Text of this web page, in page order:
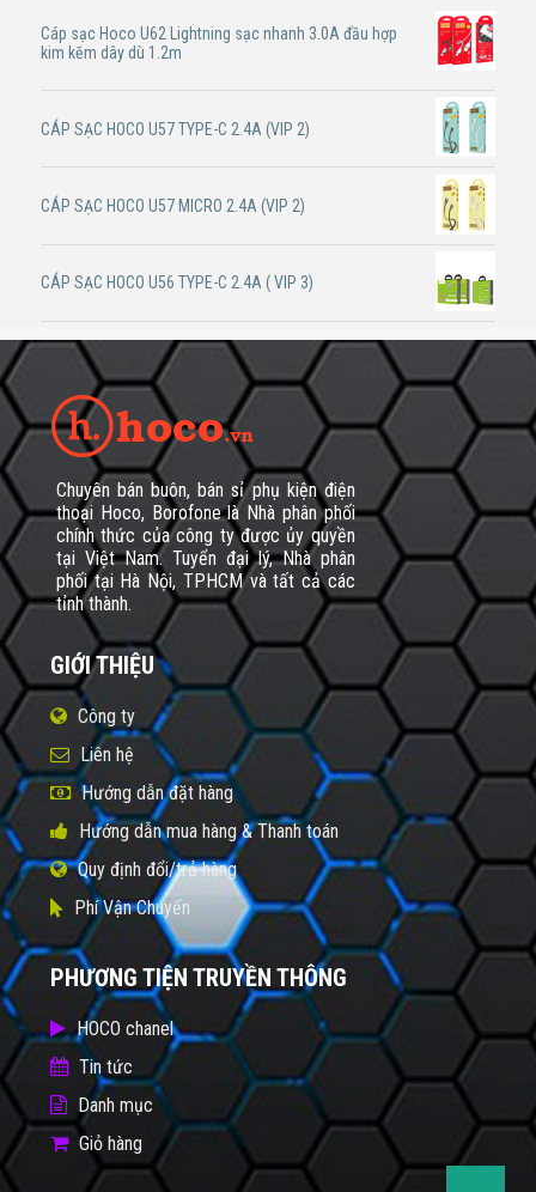
Cáp sạc Hoco U62 Lightning sạc nhanh 3.0A đầu hợp
kim kẽm dây dù 1.2m
CÁP SẠC HOCO U57 TYPE-C 2.4A (VIP 2)
CÁP SẠC HOCO U57 MICRO 2.4A (VIP 2)
CÁP SẠC HOCO U56 TYPE-C 2.4A ( VIP 3)
Chuyên bán buôn, bán sỉ phụ kiện điện
thoại Hoco, Borofone là Nhà phân phối
chính thức của công ty được ủy quyền
tại Việt Nam. Tuyển đại lý, Nhà phân
phối tại Hà Nội, TPHCM và tất cả các
tỉnh thành.
GIỚI THIỆU
Công ty
Liên hệ
Hướng dẫn đặt hàng
Hướng dẫn mua hàng & Thanh toán
Quy định đổi/trả hàng
Phí Vận Chuyển
PHƯƠNG TIỆN TRUYỀN THÔNG
HOCO chanel
Tin tức
Danh mục
Giỏ hàng